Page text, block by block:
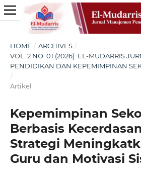
HOME / ARCHIVES /
VOL. 2 NO. 01 (2026): EL-MUDARRIS
PENDIDIKAN DAN KEPEMIMPINAN
/
Artikel
Kepemimpinan
Berbasis
Strategi
Guru dan Motivasi